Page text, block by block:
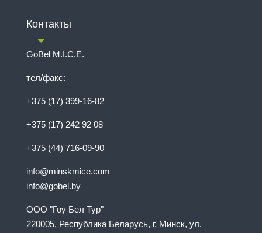
Контакты
GoBel M.I.C.E.
тел/факс:
+375 (17) 399-16-82
+375 (17) 242 92 08
+375 (44) 716-09-90
info@minskmice.com
info@gobel.by
ООО "Гоу Бел Тур"
220005, Республика Беларусь, г. Минск, ул.